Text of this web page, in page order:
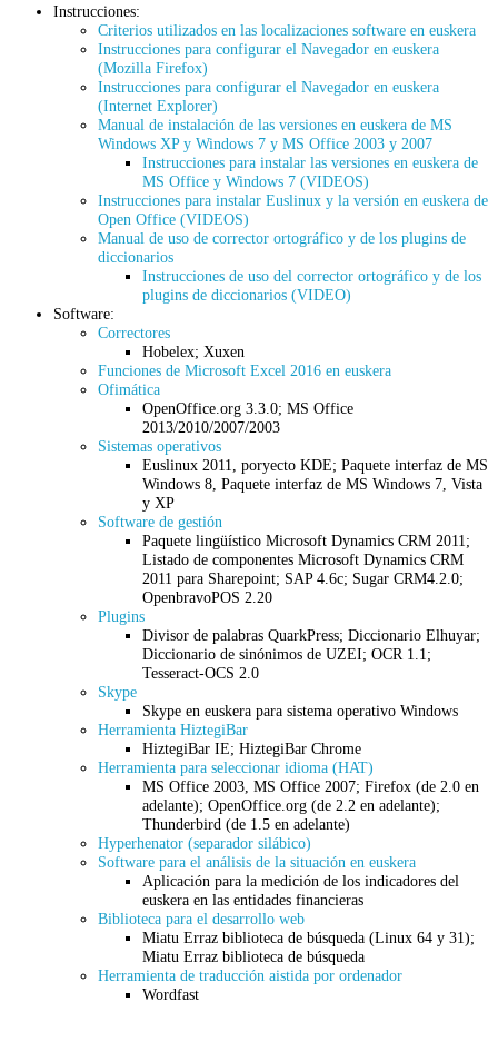
Instrucciones:
Criterios utilizados en las localizaciones software en euskera
Instrucciones para configurar el Navegador en euskera
(Mozilla Firefox)
Instrucciones para configurar el Navegador en euskera
(Internet Explorer)
Manual de instalación de las versiones en euskera de MS
Windows XP y Windows 7 y MS Office 2003 y 2007
Instrucciones para instalar las versiones en euskera de
MS Office y Windows 7 (VIDEOS)
Instrucciones para instalar Euslinux y la versión en euskera de
Open Office (VIDEOS)
Manual de uso de corrector ortográfico y de los plugins de
diccionarios
Instrucciones de uso del corrector ortográfico y de los
plugins de diccionarios (VIDEO)
Software:
Correctores
Hobelex; Xuxen
Funciones de Microsoft Excel 2016 en euskera
Ofimática
OpenOffice.org 3.3.0; MS Office
2013/2010/2007/2003
Sistemas operativos
Euslinux 2011, poryecto KDE; Paquete interfaz de MS
Windows 8, Paquete interfaz de MS Windows 7, Vista
y XP
Software de gestión
Paquete lingüístico Microsoft Dynamics CRM 2011;
Listado de componentes Microsoft Dynamics CRM
2011 para Sharepoint; SAP 4.6c; Sugar CRM4.2.0;
OpenbravoPOS 2.20
Plugins
Divisor de palabras QuarkPress; Diccionario Elhuyar;
Diccionario de sinónimos de UZEI; OCR 1.1;
Tesseract-OCS 2.0
Skype
Skype en euskera para sistema operativo Windows
Herramienta HiztegiBar
HiztegiBar IE; HiztegiBar Chrome
Herramienta para seleccionar idioma (HAT)
MS Office 2003, MS Office 2007; Firefox (de 2.0 en
adelante); OpenOffice.org (de 2.2 en adelante);
Thunderbird (de 1.5 en adelante)
Hyperhenator (separador silábico)
Software para el análisis de la situación en euskera
Aplicación para la medición de los indicadores del
euskera en las entidades financieras
Biblioteca para el desarrollo web
Miatu Erraz biblioteca de búsqueda (Linux 64 y 31);
Miatu Erraz biblioteca de búsqueda
Herramienta de traducción aistida por ordenador
Wordfast